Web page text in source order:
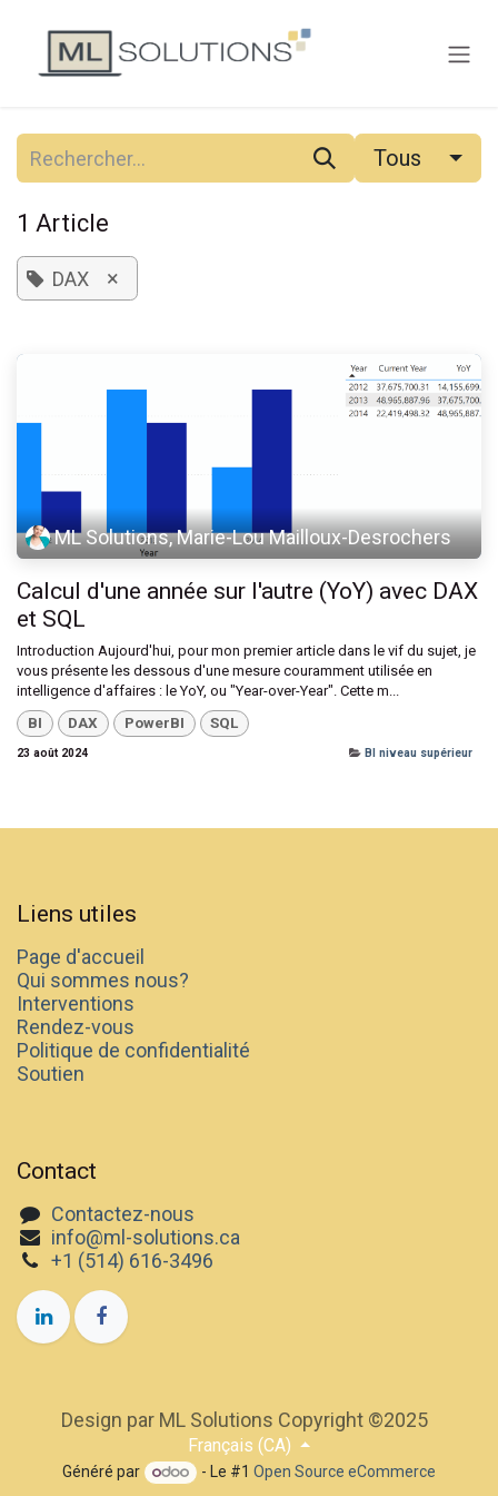
Tous
1 Article
DAX ×
ML Solutions, Marie-Lou Mailloux-Desrochers
Calcul d'une année sur l'autre (YoY) avec DAX
et SQL
Introduction Aujourd'hui, pour mon premier article dans le vif du sujet, je
vous présente les dessous d'une mesure couramment utilisée en
intelligence d'affaires : le YoY, ou "Year-over-Year". Cette m...
BI DAX PowerBI SQL
23 août 2024 BI niveau supérieur
Liens utiles
Page d'accueil
Qui sommes nous?
Interventions
Rendez-vous
Politique de confidentialité
Soutien
Contact
Contactez-nous
info@ml-solutions.ca
+1 (514) 616-3496
Design par ML Solutions Copyright ©2025
Français (CA)
Généré par - Le #1 Open Source eCommerce